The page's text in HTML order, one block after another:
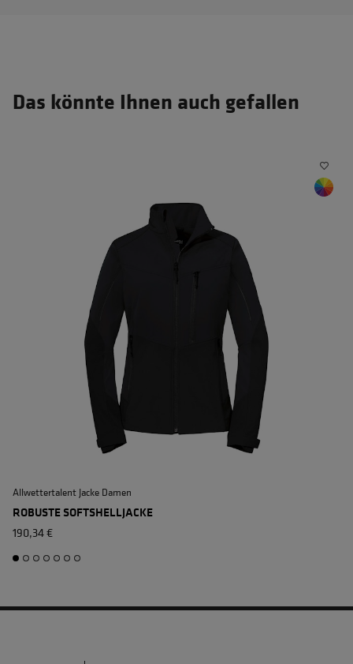
Das könnte Ihnen auch gefallen
Allwettertalent Jacke Damen
ROBUSTE SOFTSHELLJACKE
190,34 €